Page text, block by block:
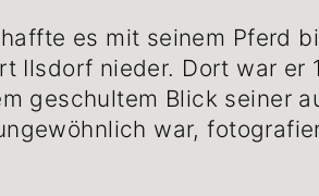
es mit seinem Pferd
Ilsdorf nieder. Dort war er
geschultem Blick seiner
war,